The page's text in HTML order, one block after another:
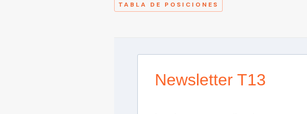
TABLA DE POSICIONES
Newsletter T13